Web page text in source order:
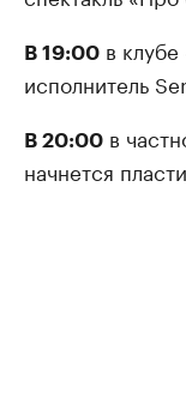
В 19:00 в
исполнитель
В 20:00 в
начнется